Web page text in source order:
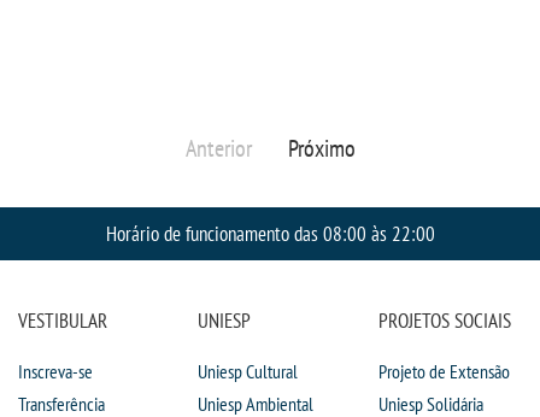
TRABALHE CONOSCO
OUVIDORIA
Anterior Próximo
Horário de funcionamento das 08:00 às 22:00
VESTIBULAR
Inscreva-se
Transferência
UNIESP
Uniesp Cultural
Uniesp Ambiental
PROJETOS SOCIAIS
Projeto de Extensão
Uniesp Solidária